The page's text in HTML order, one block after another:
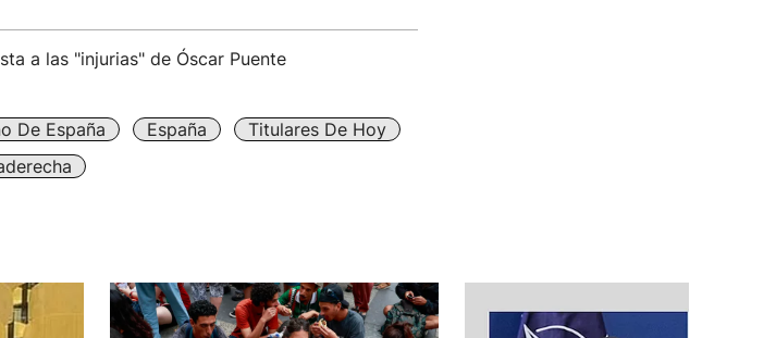
a las "injurias" de Óscar Puente
De España España
Titulares De Hoy